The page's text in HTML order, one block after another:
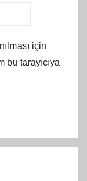
için
bu tarayıcıya